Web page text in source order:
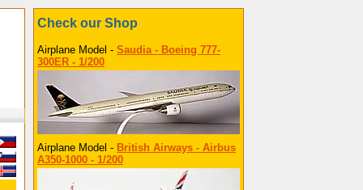
Check our Shop
Airplane Model - Saudia - Boeing 777-
300ER - 1/200
Airplane Model - British Airways - Airbus
A350-1000 - 1/200